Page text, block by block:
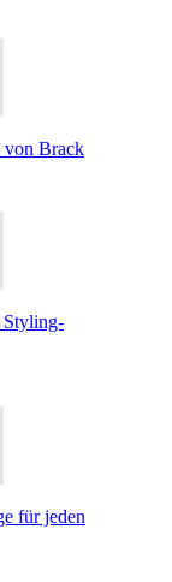
von Brack
Styling-
für jeden